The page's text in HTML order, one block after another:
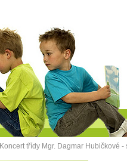
Koncert třídy Mgr. Dagmar Hubičkové -